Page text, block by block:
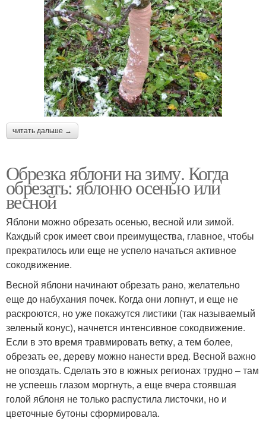
читать дальше →
Обрезка яблони на зиму. Когда
обрезать: яблоню осенью или
весной
Яблони можно обрезать осенью, весной или зимой.
Каждый срок имеет свои преимущества, главное, чтобы
прекратилось или еще не успело начаться активное
сокодвижение.
Весной яблони начинают обрезать рано, желательно
еще до набухания почек. Когда они лопнут, и еще не
раскроются, но уже покажутся листики (так называемый
зеленый конус), начнется интенсивное сокодвижение.
Если в это время травмировать ветку, а тем более,
обрезать ее, дереву можно нанести вред. Весной важно
не опоздать. Сделать это в южных регионах трудно – там
не успеешь глазом моргнуть, а еще вчера стоявшая
голой яблоня не только распустила листочки, но и
цветочные бутоны сформировала.